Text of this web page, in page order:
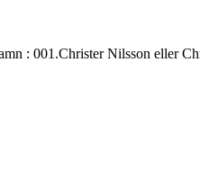
: 001.Christer Nilsson eller